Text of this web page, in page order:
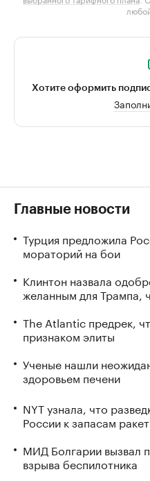
Хотите оформить
Главные новости
Турция предложила
мораторий на бои
Клинтон назвала
желанным для Трампа,
The Atlantic предрек,
признаком элиты
Ученые нашли
здоровьем печени
NYT узнала, что
России к запасам
МИД Болгарии вызвал
взрыва беспилотника